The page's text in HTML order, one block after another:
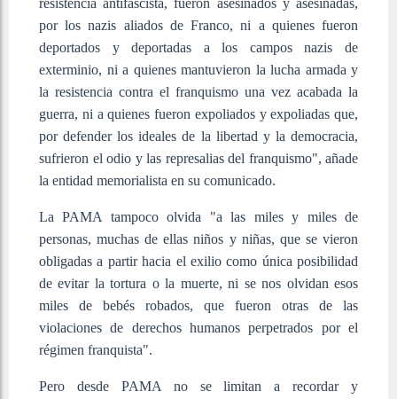
por los nazis aliados de Franco, ni a quienes fueron
deportados y deportadas a los campos nazis de
exterminio, ni a quienes mantuvieron la lucha armada y
la resistencia contra el franquismo una vez acabada la
guerra, ni a quienes fueron expoliados y expoliadas que,
por defender los ideales de la libertad y la democracia,
sufrieron el odio y las represalias del franquismo", añade
la entidad memorialista en su comunicado.
La PAMA tampoco olvida "a las miles y miles de
personas, muchas de ellas niños y niñas, que se vieron
obligadas a partir hacia el exilio como única posibilidad
de evitar la tortura o la muerte, ni se nos olvidan esos
miles de bebés robados, que fueron otras de las
violaciones de derechos humanos perpetrados por el
régimen franquista".
Pero desde PAMA no se limitan a recordar y